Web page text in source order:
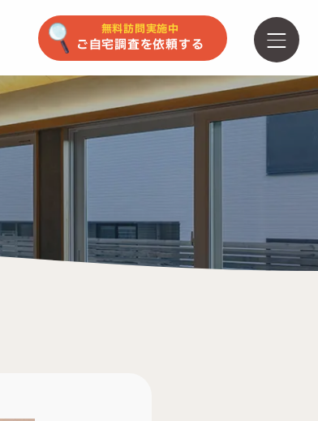
無料訪問実施中
ご自宅調査を依頼する